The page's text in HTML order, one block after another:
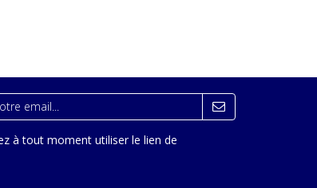
à tout moment utiliser le lien de